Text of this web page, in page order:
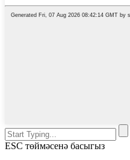
ESC төймәсенә басыгыз